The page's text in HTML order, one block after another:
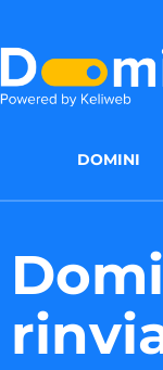
DOMINI